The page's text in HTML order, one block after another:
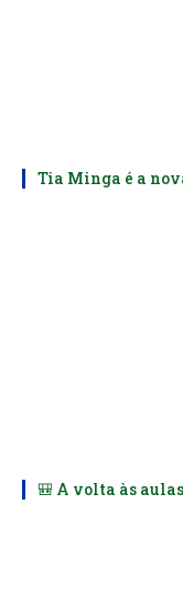
Tia Minga é a
🎒 A volta às